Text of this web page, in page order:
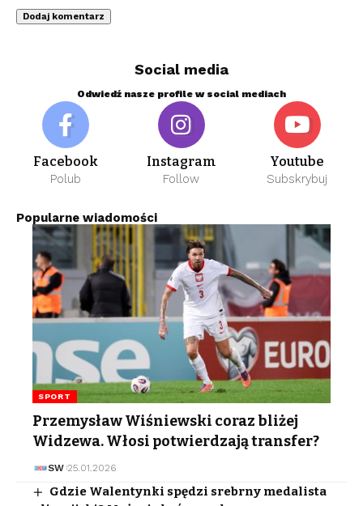
Social media
Odwiedź nasze profile w social mediach
Facebook
Polub
Instagram
Follow
Youtube
Subskrybuj
Popularne wiadomości
SPORT
Przemysław Wiśniewski coraz bliżej
Widzewa. Włosi potwierdzają transfer?
SW 25.01.2026
Gdzie Walentynki spędzi srebrny medalista